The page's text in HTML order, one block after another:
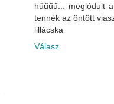
hűűűű... meglódult
tennék az öntött
lillácska
Válasz